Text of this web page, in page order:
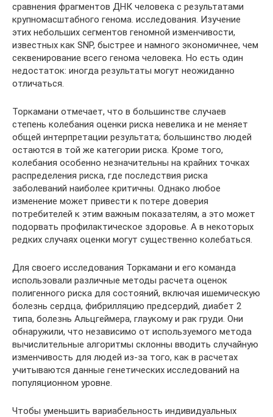
сравнения фрагментов ДНК человека с результатами
крупномасштабного генома. исследования. Изучение
этих небольших сегментов геномной изменчивости,
известных как SNP, быстрее и намного экономичнее, чем
секвенирование всего генома человека. Но есть один
недостаток: иногда результаты могут неожиданно
отличаться.
Торкамани отмечает, что в большинстве случаев
степень колебания оценки риска невелика и не меняет
общей интерпретации результата; большинство людей
остаются в той же категории риска. Кроме того,
колебания особенно незначительны на крайних точках
распределения риска, где последствия риска
заболеваний наиболее критичны. Однако любое
изменение может привести к потере доверия
потребителей к этим важным показателям, а это может
подорвать профилактическое здоровье. А в некоторых
редких случаях оценки могут существенно колебаться.
Для своего исследования Торкамани и его команда
использовали различные методы расчета оценок
полигенного риска для состояний, включая ишемическую
болезнь сердца, фибрилляцию предсердий, диабет 2
типа, болезнь Альцгеймера, глаукому и рак груди. Они
обнаружили, что независимо от используемого метода
вычислительные алгоритмы склонны вводить случайную
изменчивость для людей из-за того, как в расчетах
учитываются данные генетических исследований на
популяционном уровне.
Чтобы уменьшить вариабельность индивидуальных